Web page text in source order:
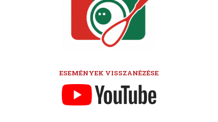
ESEMÉNYEK VISSZANÉZÉSE